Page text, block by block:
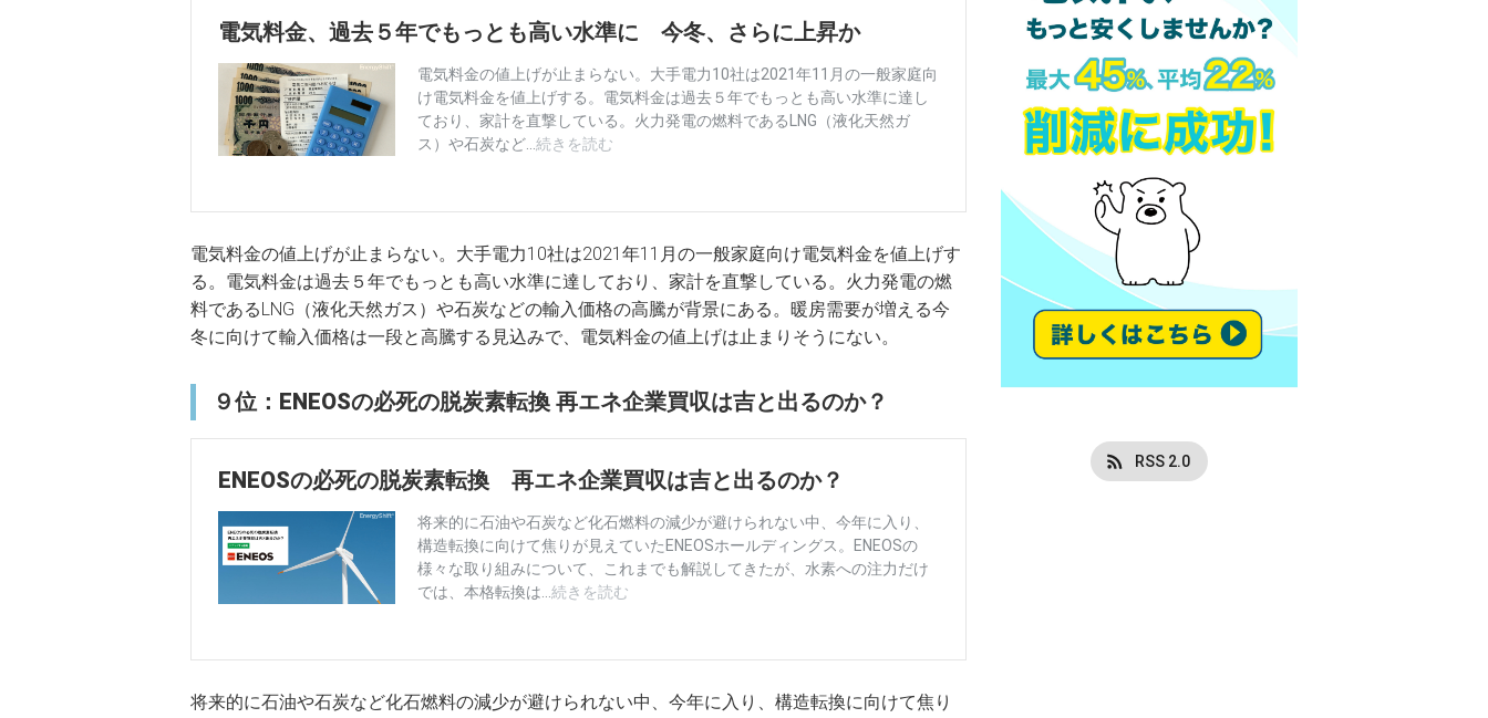
電気料金の値上げが止まらない。大手電力10社は2021年11月の一般家庭向け電気料金を値上げす
る。電気料金は過去５年でもっとも高い水準に達しており、家計を直撃している。火力発電の燃
料であるLNG（液化天然ガス）や石炭などの輸入価格の高騰が背景にある。暖房需要が増える今
冬に向けて輸入価格は一段と高騰する見込みで、電気料金の値上げは止まりそうにない。
９位：ENEOSの必死の脱炭素転換 再エネ企業買収は吉と出るのか？
将来的に石油や石炭など化石燃料の減少が避けられない中、今年に入り、構造転換に向けて焦り
RSS 2.0